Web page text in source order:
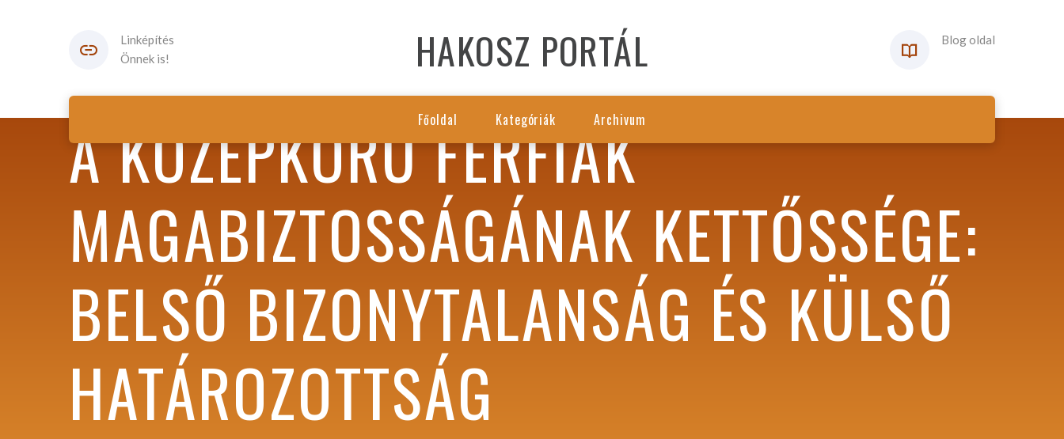
Linképítés
Önnek is!
HAKOSZ PORTÁL Blog oldal
Főoldal Kategóriák Archivum
A KÖZÉPKORÚ FÉRFIAK
MAGABIZTOSSÁGÁNAK KETTŐSSÉGE:
BELSŐ BIZONYTALANSÁG ÉS KÜLSŐ
HATÁROZOTTSÁG